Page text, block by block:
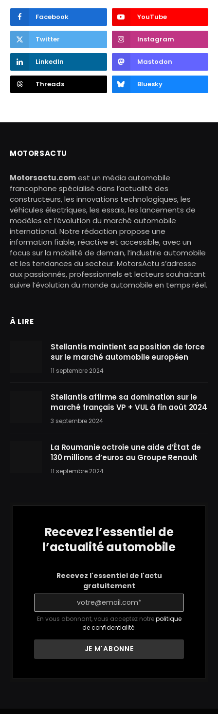
Facebook YouTube
Twitter Instagram
LinkedIn Mastodon
Threads Bluesky
MOTORSACTU
Motorsactu.comest un média automobile
francophone spécialisé dans l’actualité des
constructeurs, les innovations technologiques, les
véhicules électriques, les essais, les lancements de
modèles et l’évolution du marché automobile
international. Notre rédaction propose une
information fiable, réactive et accessible, avec un
focus sur la mobilité de demain, l’industrie automobile
et les tendances du secteur. MotorsActu s’adresse
aux passionnés, professionnels et lecteurs souhaitant
suivre l’évolution du monde automobile en temps réel.
À LIRE
Stellantis maintient sa position de force
sur le marché automobile européen
11 septembre 2024
Stellantis affirme sa domination sur le
marché français VP + VUL à fin août 2024
3 septembre 2024
La Roumanie octroie une aide d’État de
130 millions d’euros au Groupe Renault
11 septembre 2024
Recevez l’essentiel de
l’actualité automobile
Recevez l'essentiel de l'actu
gratuitement
En vous abonnant, vous acceptez notrepolitique
de confidentialité.